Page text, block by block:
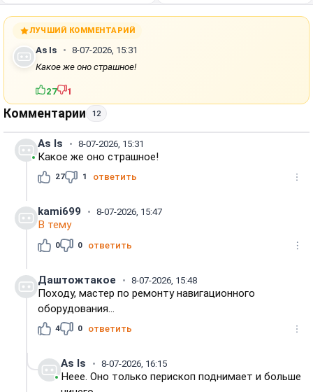
ЛУЧШИЙ КОММЕНТАРИЙ
As Is
8-07-2026, 15:31
Какое же оно страшное!
27 1
Комментарии 12
As Is 8-07-2026, 15:31
Какое же оно страшное!
27 1 ответить
kami699 8-07-2026, 15:47
В тему
0 0 ответить
Даштожтакое 8-07-2026, 15:48
Походу, мастер по ремонту навигационного
оборудования...
4 0 ответить
As Is 8-07-2026, 16:15
Неее. Оно только перископ поднимает и больше